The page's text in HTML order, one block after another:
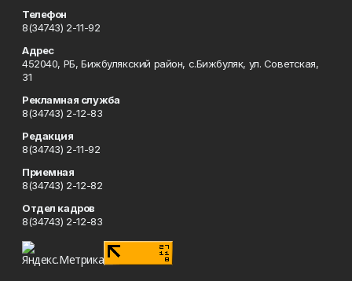
Телефон
8(34743) 2-11-92
Адрес
452040, РБ, Бижбулякский район, с.Бижбуляк, ул. Советская,
31
Рекламная служба
8(34743) 2-12-83
Редакция
8(34743) 2-11-92
Приемная
8(34743) 2-12-82
Отдел кадров
8(34743) 2-12-83